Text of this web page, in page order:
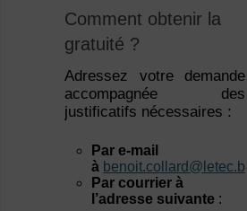
Comment obtenir la
gratuité ?
Adressez votre demande
accompagnée des
justificatifs nécessaires :
Par e-mail
à benoit.collard@letec.be
Par courrier à
l’adresse suivante :